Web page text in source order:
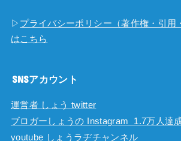
▷ プライバシーポリシー（著作権・引用
はこちら
SNSアカウント
運営者 しょう twitter
ブロガーしょうの Instagram 1.7万人達
youtube しょうラヂチャンネル